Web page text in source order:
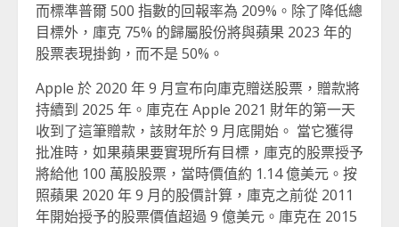
而標準普爾 500 指數的回報率為 209%。除了降低總
目標外，庫克 75% 的歸屬股份將與蘋果 2023 年的
股票表現掛鉤，而不是 50%。
Apple 於 2020 年 9 月宣布向庫克贈送股票，贈款將
持續到 2025 年。庫克在 Apple 2021 財年的第一天
收到了這筆贈款，該財年於 9 月底開始。 當它獲得
批准時，如果蘋果要實現所有目標，庫克的股票授予
將給他 100 萬股股票，當時價值約 1.14 億美元。按
照蘋果 2020 年 9 月的股價計算，庫克之前從 2011
年開始授予的股票價值超過 9 億美元。庫克在 2015